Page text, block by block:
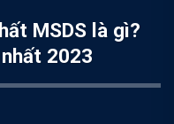
MSDS là gì?
2023